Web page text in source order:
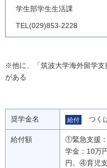
学生部学生生活課
TEL(029)853-2228
※他に、「筑波大学海外留学
がある
奨学金名 給付 つく
給付額
①緊急支援
学金：10万
円。④育児